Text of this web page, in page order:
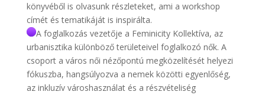
könyvéből is olvasunk részleteket, ami a workshop
címét és tematikáját is inspirálta.
A foglalkozás vezetője a Feminicity Kollektíva, az
urbanisztika különböző területeivel foglalkozó nők. A
csoport a város női nézőpontú megközelítését helyezi
fókuszba, hangsúlyozva a nemek közötti egyenlőség,
az inkluzív városhasználat és a részvételiség